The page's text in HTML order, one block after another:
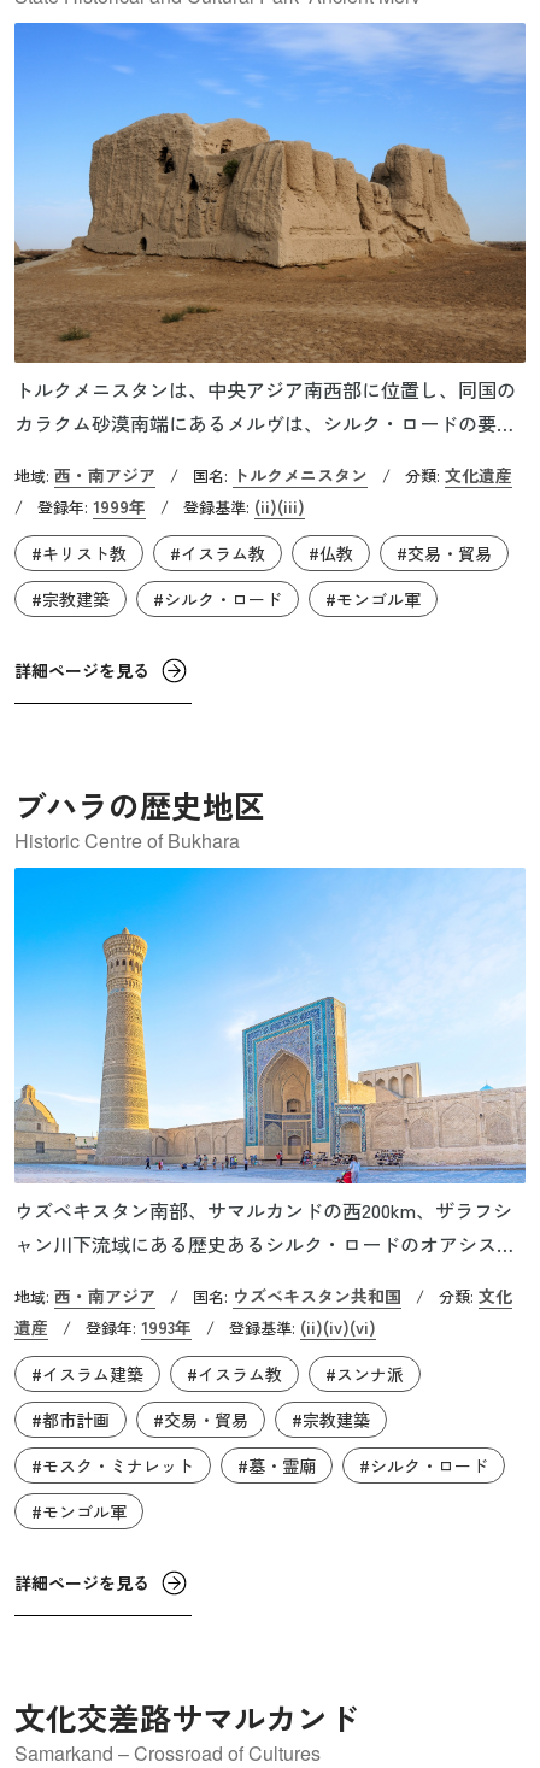
トルクメニスタンは、中央アジア南西部に位置し、同国の
カラクム砂漠南端にあるメルヴは、シルク・ロードの要衝
態で残っている都市遺跡です。紀元前6世紀から盛衰を繰り
返し、セルジューク朝の首都となった12世紀頃には最盛期
を迎えました。文化の中心地としても重要となり、多くの
イスラム教学者などが訪れました。一時期はさまざまな宗
教が共存し、イスラム教、ゾロアスター教、キリスト教に
関する遺構のほか、仏塔や僧院跡など世界最西端の仏教遺
跡が現存しています。1221年にモンゴルの軍勢によって滅
地域: 西・南アジア / 国名: トルクメニスタン / 分類: 文化遺産
/ 登録年: 1999年 / 登録基準: (ii)(iii)
#キリスト教
#イスラム教 #仏教
#交易・貿易
#宗教建築
#シルク・ロード #モンゴル軍
詳細ページを見る
ブハラの歴史地区
Historic Centre of Bukhara
ウズベキスタン南部、サマルカンドの西200km、ザラフシ
ャン川下流域にある歴史あるシルク・ロードのオアシス都
ハーラ）」が由来といわれています。紀元前5世紀にはすで
にシルク・ロードの要塞都市となり、交易の民ソグド人の
都市国家がありました。その後8世紀にイスラム勢力がここ
を支配し、サーマーン朝やカラハン朝、ホラズム・シャー
朝といったイスラム王朝の首都として繁栄しました。今も
残るイスマーイール廟はこの時期の建物で中央アジアに現
存する最古のイスラム建築です。
地域: 西・南アジア / 国名: ウズベキスタン共和国 / 分類: 文化
遺産
/ 登録年: 1993年 / 登録基準: (ii)(iv)(vi)
#イスラム建築
#イスラム教
#スンナ派
#都市計画
#交易・貿易
#宗教建築
#モスク・ミナレット
#墓・霊廟
#シルク・ロード
#モンゴル軍
詳細ページを見る
文化交差路サマルカンド
Samarkand – Crossroad of Cultures